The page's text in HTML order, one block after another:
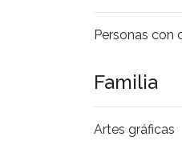
Personas con
Familia
Artes gráficas